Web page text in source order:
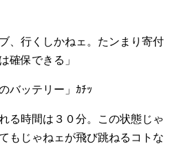
行くしかねェ。たンまり寄付
確保できる」
バッテリー」ｶﾁｯ
る時間は３０分。この状態じゃ
もじゃねェが飛び跳ねるコトな